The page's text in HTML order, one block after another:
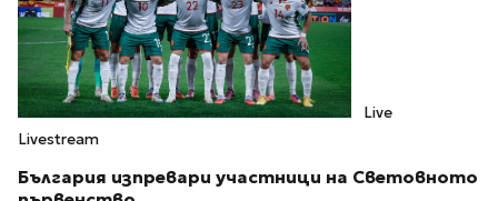
Live
Livestream
България изпревари участници на Световното